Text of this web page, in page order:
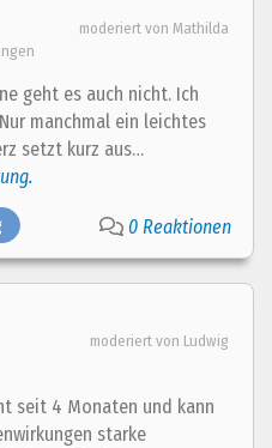
moderiert von Mathilda
geht es auch nicht. Ich
manchmal ein leichtes
setzt kurz aus…
0 Reaktionen
moderiert von Ludwig
seit 4 Monaten und kann
starke